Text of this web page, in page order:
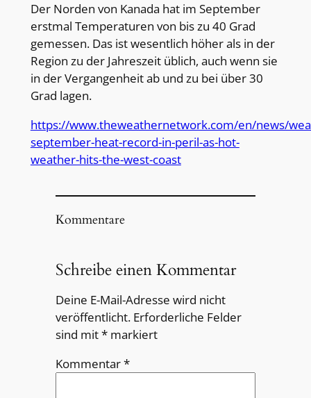
Der Norden von Kanada hat im September
erstmal Temperaturen von bis zu 40 Grad
gemessen. Das ist wesentlich höher als in der
Region zu der Jahreszeit üblich, auch wenn sie
in der Vergangenheit ab und zu bei über 30
Grad lagen.
https://www.theweathernetwork.com/en/news/
september-heat-record-in-peril-as-hot-
weather-hits-the-west-coast
Kommentare
Schreibe einen Kommentar
Deine E-Mail-Adresse wird nicht
veröffentlicht. Erforderliche Felder
sind mit*markiert
Kommentar*